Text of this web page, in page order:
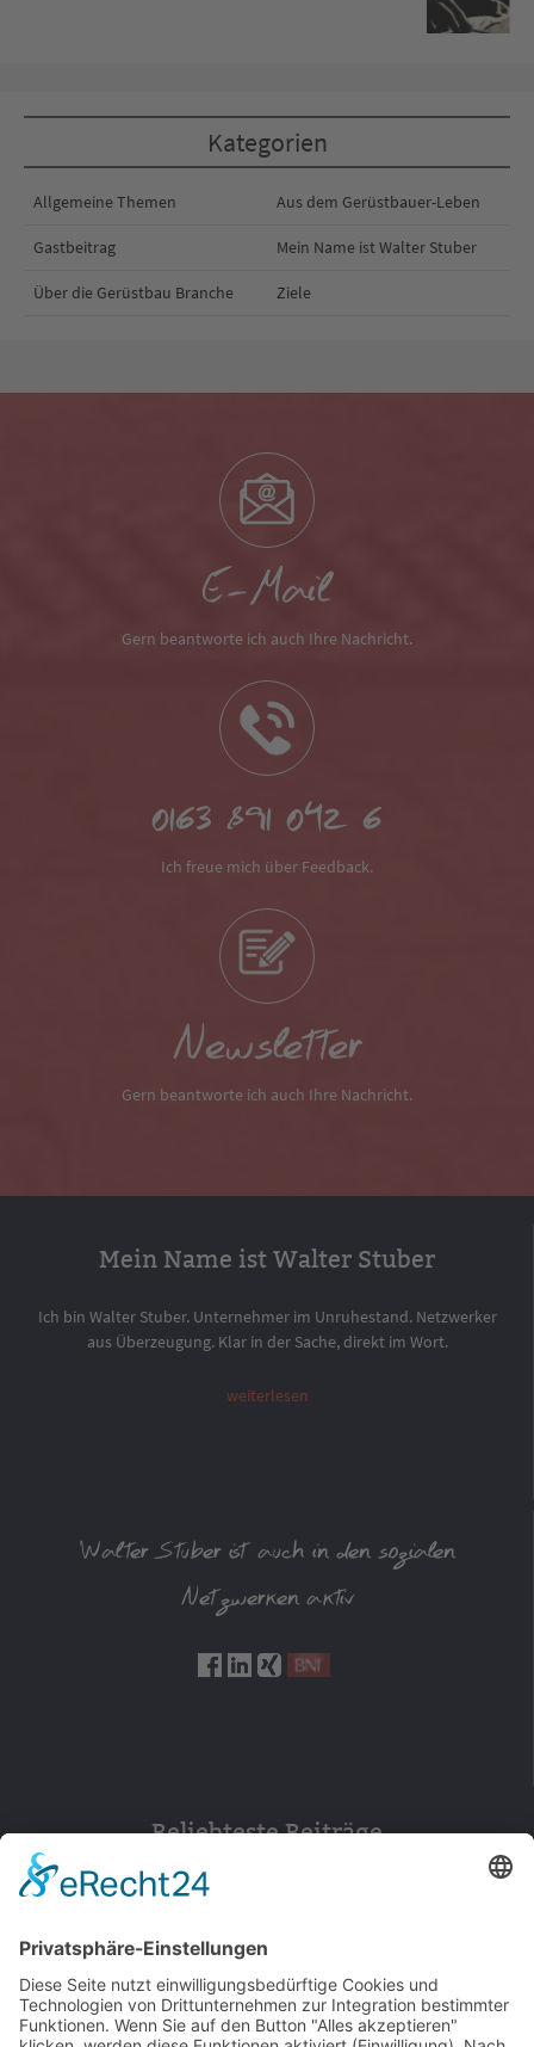
Kategorien
Allgemeine Themen Aus dem Gerüstbauer-Leben
Gastbeitrag Mein Name ist Walter Stuber
Über die Gerüstbau Branche Ziele
E-Mail
Gern beantworte ich auch Ihre Nachricht.
0163 891 042 6
Ich freue mich über Feedback.
Newsletter
Gern beantworte ich auch Ihre Nachricht.
Mein Name ist Walter Stuber
Ich bin Walter Stuber. Unternehmer im Unruhestand. Netzwerker
aus Überzeugung. Klar in der Sache, direkt im Wort.
weiterlesen
Walter Stuber ist auch in den sozialen
Netzwerken aktiv
Beliebteste Beiträge
154